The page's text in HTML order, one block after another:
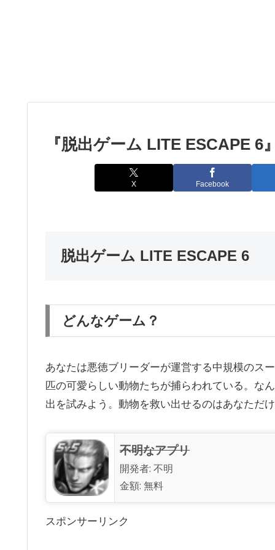
『脱出ゲーム LITE ESCAPE 6
X Facebook
脱出ゲーム LITE ESCAPE 6
どんなゲーム？
あなたは悪徳ブリーダーが運営する中規模のス
匹の可愛らしい動物たちが捕らわれている。な
出を試みよう。動物を救い出せるのはあなただ
不明なアプリ
開発者: 不明
金額: 無料
スポンサーリンク